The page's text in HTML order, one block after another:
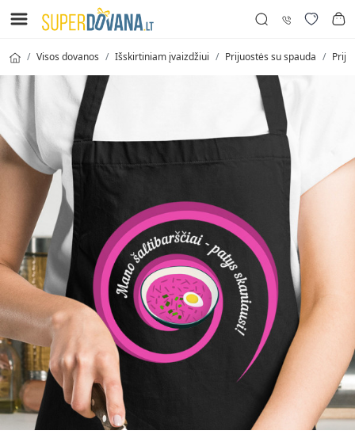
Visos dovanos Išskirtiniam įvaizdžiui Prijuostės su spauda